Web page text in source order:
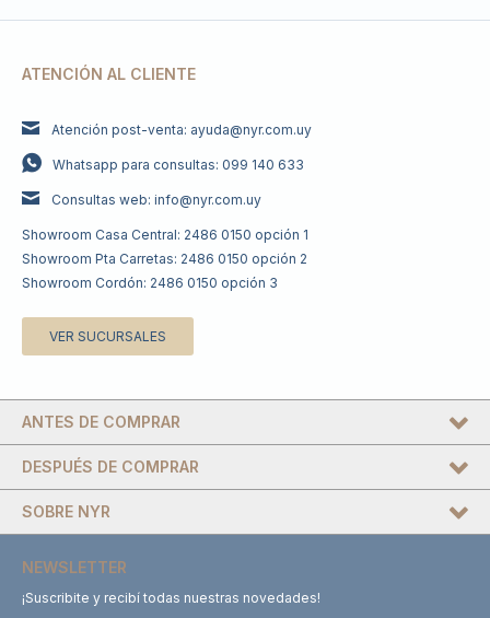
ATENCIÓN AL CLIENTE
Atención post-venta: ayuda@nyr.com.uy
Whatsapp para consultas: 099 140 633
Consultas web: info@nyr.com.uy
Showroom Casa Central: 2486 0150 opción 1
Showroom Pta Carretas: 2486 0150 opción 2
Showroom Cordón: 2486 0150 opción 3
VER SUCURSALES
DESPUÉS DE COMPRAR
SOBRE NYR
ANTES DE COMPRAR
NEWSLETTER
¡Suscribite y recibí todas nuestras novedades!